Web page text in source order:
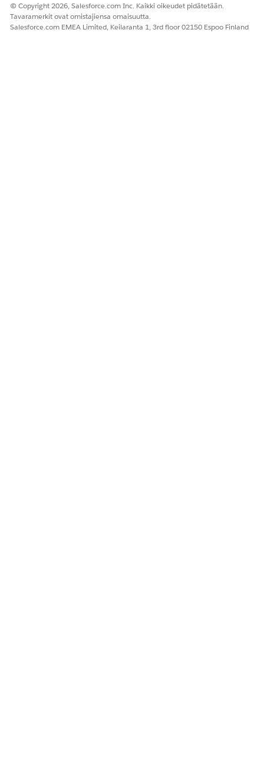
© Copyright 2026, Salesforce.com Inc. Kaikki oikeudet pidätetään.
Tavaramerkit ovat omistajiensa omaisuutta.
Salesforce.com EMEA Limited, Keilaranta 1, 3rd floor 02150 Espoo Finland